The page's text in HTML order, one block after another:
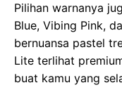
Pilihan warnanya
Blue, Vibing Pink,
bernuansa pastel
Lite terlihat
buat kamu yang